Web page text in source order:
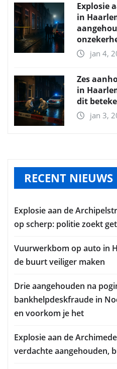
Explosie
in
jan 4,
Zes
in
dit
jan 3,
RECENT NIEUWS
Explosie aan de
op scherp: politie zoekt
Vuurwerkbom op auto in
de buurt veiliger maken
Drie aangehouden na
bankhelpdeskfraude in
en voorkom je het
Explosie aan de
verdachte aangehouden,